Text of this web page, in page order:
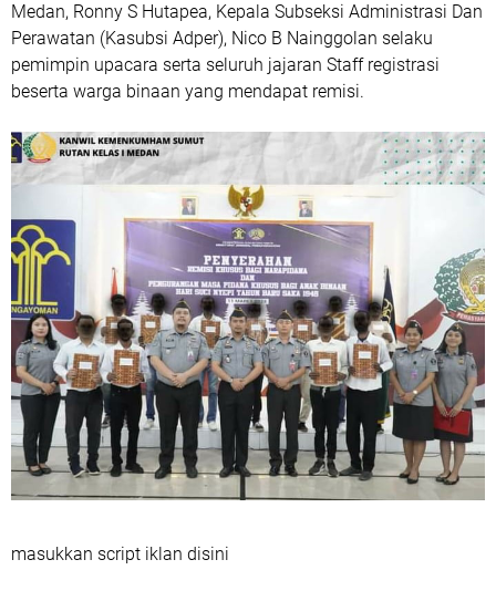
Medan, Ronny S Hutapea, Kepala Subseksi Administrasi Dan
Perawatan (Kasubsi Adper), Nico B Nainggolan selaku
pemimpin upacara serta seluruh jajaran Staff registrasi
beserta warga binaan yang mendapat remisi.
masukkan script iklan disini